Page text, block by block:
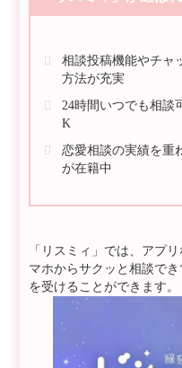
相談投稿機能やチャ
方法が充実
24時間いつでも相談
K
恋愛相談の実績を重
が在籍中
「リスミィ」では、アプ
マホからサクッと相談で
を受けることができます。